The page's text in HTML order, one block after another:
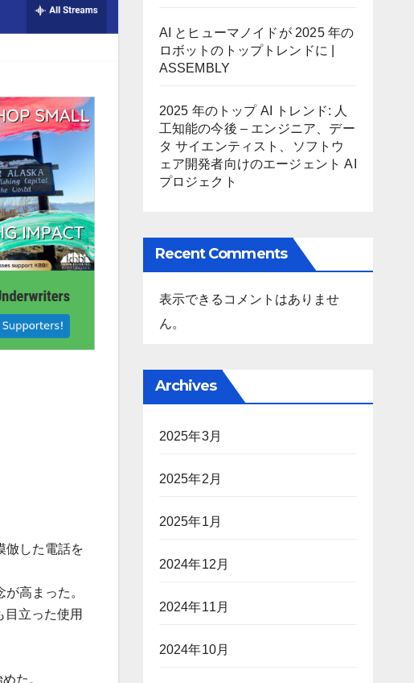
倣した電話を
高まった。
立った使用
た。
AI とヒューマノイドが 2025 年の
ロボットのトップトレンドに |
ASSEMBLY
2025 年のトップ AI トレンド: 人
工知能の今後 – エンジニア、デー
タ サイエンティスト、ソフトウ
ェア開発者向けのエージェント AI
プロジェクト
Recent Comments
表示できるコメントはありませ
ん。
Archives
2025年3月
2025年2月
2025年1月
2024年12月
2024年11月
2024年10月